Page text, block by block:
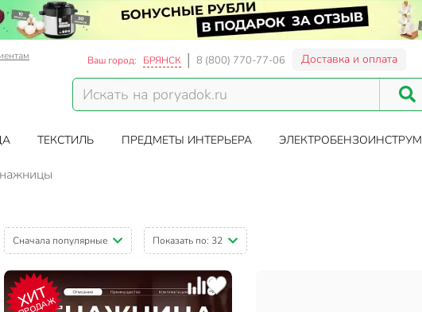
Ваш город: БРЯНСК 8 (800) 770-77-06 Доставка и оплата
ТЕКСТИЛЬ ПРЕДМЕТЫ ИНТЕРЬЕРА
Сначала популярные Показать по: 32
ХИТ
ПРОДАЖ